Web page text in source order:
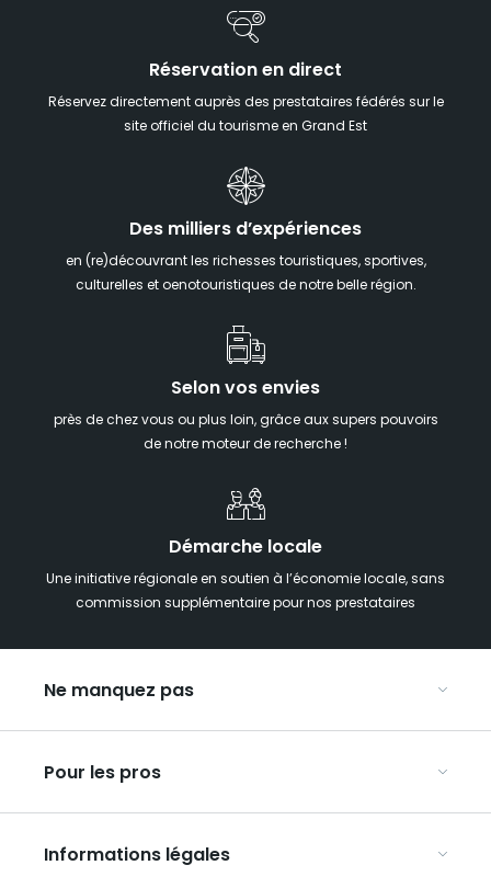
Réservation en direct
Réservez directement auprès des prestataires fédérés sur le
site officiel du tourisme en Grand Est
Des milliers d’expériences
en (re)découvrant les richesses touristiques, sportives,
culturelles et oenotouristiques de notre belle région.
Selon vos envies
près de chez vous ou plus loin, grâce aux supers pouvoirs
de notre moteur de recherche !
Démarche locale
Une initiative régionale en soutien à l’économie locale, sans
commission supplémentaire pour nos prestataires
Ne manquez pas
Week-end insolite en Grand Est
Week-end spa en Grand Est
Hébergements insolites
Pour les pros
Organisez vos voyages en groupe
Informations légales